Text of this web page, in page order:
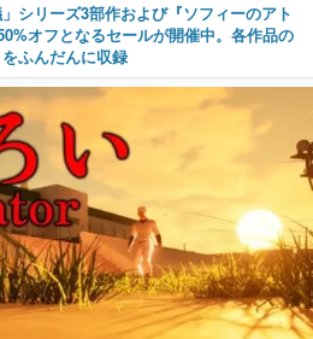
シリーズ3部作および『ソフィーのアト
オフとなるセールが開催中。各作品の
ふんだんに収録